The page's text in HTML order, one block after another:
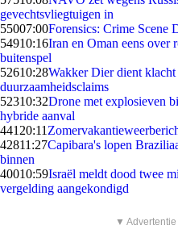
gevechtsvliegtuigen in
55007:00Forensics: Crime Scene
54910:16Iran en Oman eens over
buitenspel
52610:28Wakker Dier dient
duurzaamheidsclaims
52310:32Drone met explosieven
hybride aanval
441 20:11
42811:27Capibara's lopen
binnen
40010:59Israël meldt dood twee
vergelding aangekondigd
▼